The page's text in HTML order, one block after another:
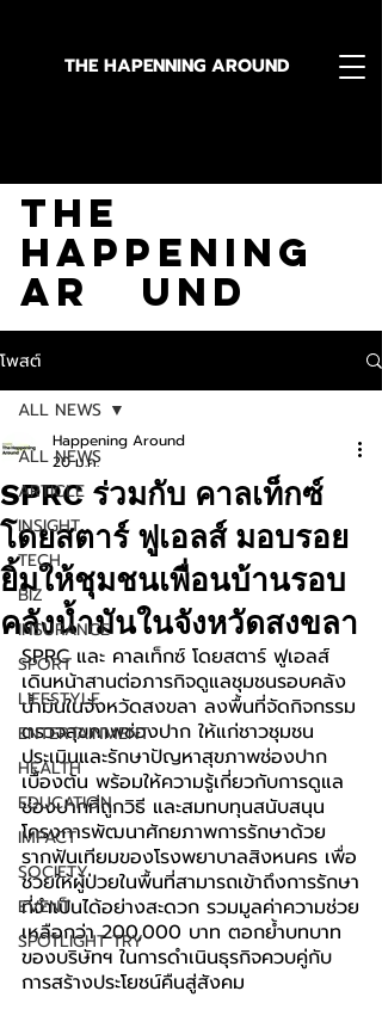
THE HAPENNING AROUND
The
Happening
Ar und
โพสต์
ALL NEWS
ARTICLE
INSIGHT
TECH
BIZ
INSURANCE
SPORT
LIFESTYLE
ENTERTAINMENT
HEALTH
EDUCATION
IMPACT
SOCIETY
EVENT
SPOTLIGHT TRY
ALL NEWS
SPRC ร่วมกับ คาลเท็กซ์
โดยสตาร์ ฟูเอลส์ มอบรอย
ยิ้มให้ชุมชนเพื่อนบ้านรอบ
คลังน้ำมันในจังหวัดสงขลา
Happening Around
20 ม.ค.
SPRC และ คาลเท็กซ์ โดยสตาร์ ฟูเอลส์
เดินหน้าสานต่อภารกิจดูแลชุมชนรอบคลัง
น้ำมันในจังหวัดสงขลา ลงพื้นที่จัดกิจกรรม
ตรวจสุขภาพช่องปาก ให้แก่ชาวชุมชน
ประเมินและรักษาปัญหาสุขภาพช่องปาก
เบื้องต้น พร้อมให้ความรู้เกี่ยวกับการดูแล
ช่องปากที่ถูกวิธี และสมทบทุนสนับสนุน
โครงการพัฒนาศักยภาพการรักษาด้วย
รากฟันเทียมของโรงพยาบาลสิงหนคร เพื่อ
ช่วยให้ผู้ป่วยในพื้นที่สามารถเข้าถึงการรักษา
ที่จำเป็นได้อย่างสะดวก รวมมูลค่าความช่วย
เหลือกว่า 200,000 บาท ตอกย้ำบทบาท
ของบริษัทฯ ในการดำเนินธุรกิจควบคู่กับ
การสร้างประโยชน์คืนสู่สังคม